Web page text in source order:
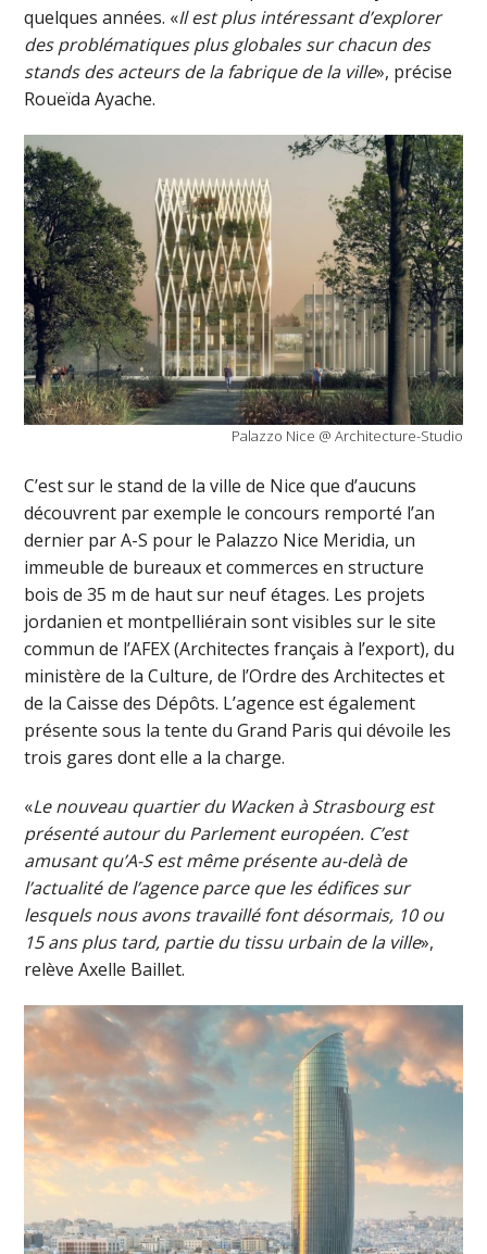
quelques années. «Il est plus intéressant d’explorer
des problématiques plus globales sur chacun des
stands des acteurs de la fabrique de la ville», précise
Roueïda Ayache.
Palazzo Nice @ Architecture-Studio
C’est sur le stand de la ville de Nice que d’aucuns
découvrent par exemple le concours remporté l’an
dernier par A-S pour le Palazzo Nice Meridia, un
immeuble de bureaux et commerces en structure
bois de 35 m de haut sur neuf étages. Les projets
jordanien et montpelliérain sont visibles sur le site
commun de l’AFEX (Architectes français à l’export), du
ministère de la Culture, de l’Ordre des Architectes et
de la Caisse des Dépôts. L’agence est également
présente sous la tente du Grand Paris qui dévoile les
trois gares dont elle a la charge.
«Le nouveau quartier du Wacken à Strasbourg est
présenté autour du Parlement européen. C’est
amusant qu’A-S est même présente au-delà de
l’actualité de l’agence parce que les édifices sur
lesquels nous avons travaillé font désormais, 10 ou
15 ans plus tard, partie du tissu urbain de la ville»,
relève Axelle Baillet.